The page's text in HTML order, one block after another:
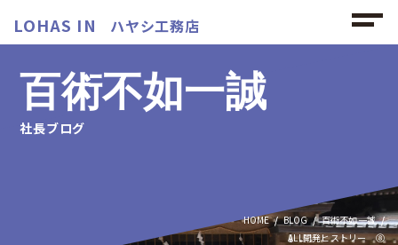
LOHAS IN ハヤシ工務店
百術不如一誠
社長ブログ
HOME BLOG
百術不如一誠
ALL開発ヒストリー ⑧